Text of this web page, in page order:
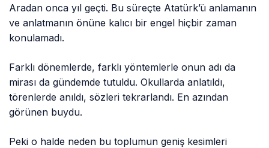
Aradan onca yıl geçti. Bu süreçte Atatürk’ü anlamanın
ve anlatmanın önüne kalıcı bir engel hiçbir zaman
konulamadı.
Farklı dönemlerde, farklı yöntemlerle onun adı da
mirası da gündemde tutuldu. Okullarda anlatıldı,
törenlerde anıldı, sözleri tekrarlandı. En azından
görünen buydu.
Peki o halde neden bu toplumun geniş kesimleri